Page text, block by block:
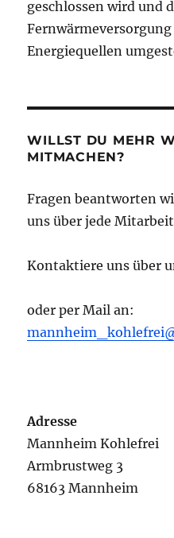
geschlossen wird und
Energiequellen
WILLST DU MEHR
MITMACHEN?
Fragen beantworten
uns über jede
Kontaktiere uns über
oder per Mail an:
Adresse
Mannheim Kohlefrei
Armbrustweg 3
68163 Mannheim